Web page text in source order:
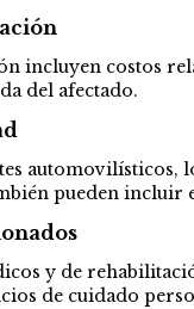
incluyen costos
del afectado.
automovilísticos,
pueden
y de
de cuidado